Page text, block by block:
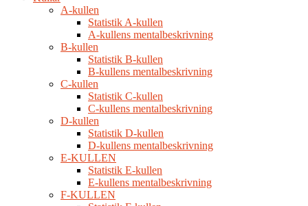
A-kullen
Statistik A-kullen
A-kullens mentalbeskrivning
B-kullen
Statistik B-kullen
B-kullens mentalbeskrivning
C-kullen
Statistik C-kullen
C-kullens mentalbeskrivning
D-kullen
Statistik D-kullen
D-kullens mentalbeskrivning
E-KULLEN
Statistik E-kullen
E-kullens mentalbeskrivning
F-KULLEN